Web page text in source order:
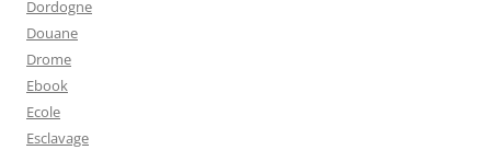
Dordogne
Douane
Drome
Ebook
Ecole
Esclavage